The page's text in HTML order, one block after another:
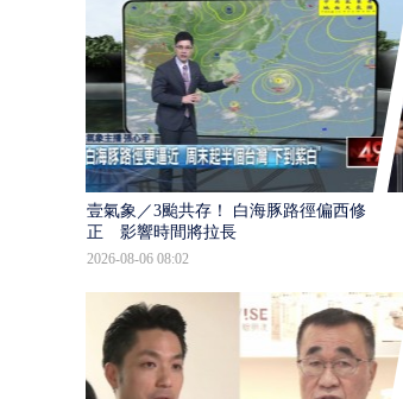
壹氣象／3颱共存！ 白海豚路徑偏西修
正 影響時間將拉長
2026-08-06 08:02